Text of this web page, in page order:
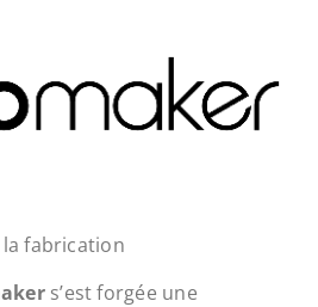
la fabrication
s’est forgée une